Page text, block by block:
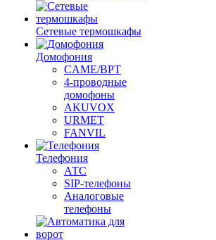
Сетевые термошкафы
Домофония
CAME/BPT
4-проводные
домофоны
AKUVOX
URMET
FANVIL
Телефония
АТС
SIP-телефоны
Аналоговые
телефоны